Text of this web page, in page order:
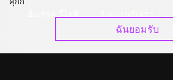
ฉันยอมรับ